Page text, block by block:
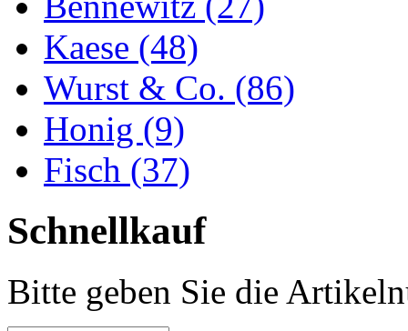
Kaese (48)
Wurst & Co. (86)
Honig (9)
Fisch (37)
Schnellkauf
Bitte geben Sie die